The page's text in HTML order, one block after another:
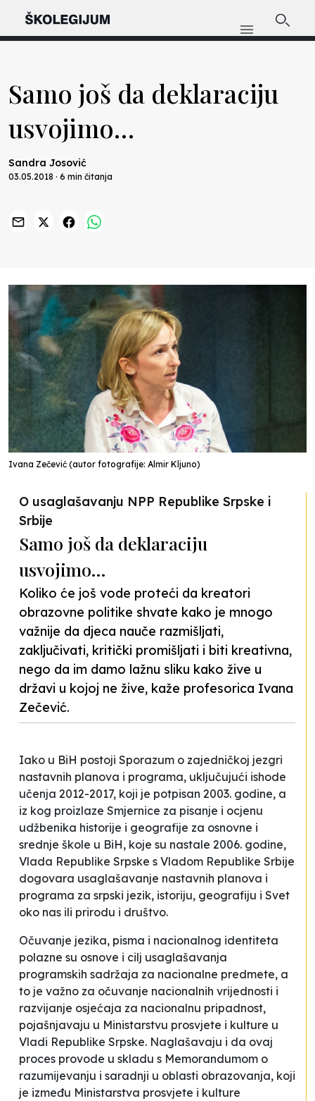
Samo još da deklaraciju
usvojimo…
Sandra Josović
03.05.2018 · 6 min čitanja
Ivana Zečević (autor fotografije: Almir Kljuno)
O usaglašavanju NPP Republike Srpske i
Srbije
Samo još da deklaraciju
usvojimo…
Koliko će još vode proteći da kreatori
obrazovne politike shvate kako je mnogo
važnije da djeca nauče razmišljati,
zaključivati, kritički promišljati i biti kreativna,
nego da im damo lažnu sliku kako žive u
državi u kojoj ne žive, kaže profesorica Ivana
Zečević.
Iako u BiH postoji Sporazum o zajedničkoj jezgri
nastavnih planova i programa, uključujući ishode
učenja 2012-2017, koji je potpisan 2003. godine, a
iz kog proizlaze Smjernice za pisanje i ocjenu
udžbenika historije i geografije za osnovne i
srednje škole u BiH, koje su nastale 2006. godine,
Vlada Republike Srpske s Vladom Republike Srbije
dogovara usaglašavanje nastavnih planova i
programa za srpski jezik, istoriju, geografiju i Svet
oko nas ili prirodu i društvo.
Očuvanje jezika, pisma i nacionalnog identiteta
polazne su osnove i cilj usaglašavanja
programskih sadržaja za nacionalne predmete, a
to je važno za očuvanje nacionalnih vrijednosti i
razvijanje osjećaja za nacionalnu pripadnost,
pojašnjavaju u Ministarstvu prosvjete i kulture u
Vladi Republike Srpske. Naglašavaju i da ovaj
proces provode u skladu s Memorandumom o
razumijevanju i saradnji u oblasti obrazovanja, koji
je između Ministarstva prosvjete i kulture